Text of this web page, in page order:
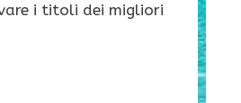
i titoli dei migliori